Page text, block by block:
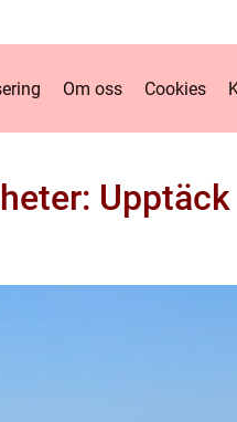
Om oss Cookies